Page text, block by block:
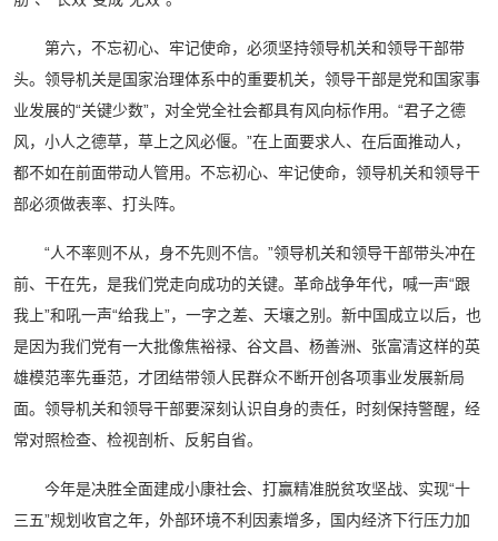
第六，不忘初心、牢记使命，必须坚持领导机关和领导干部带
头。领导机关是国家治理体系中的重要机关，领导干部是党和国家事
业发展的“关键少数”，对全党全社会都具有风向标作用。“君子之德
风，小人之德草，草上之风必偃。”在上面要求人、在后面推动人，
都不如在前面带动人管用。不忘初心、牢记使命，领导机关和领导干
部必须做表率、打头阵。
“人不率则不从，身不先则不信。”领导机关和领导干部带头冲在
前、干在先，是我们党走向成功的关键。革命战争年代，喊一声“跟
我上”和吼一声“给我上”，一字之差、天壤之别。新中国成立以后，也
是因为我们党有一大批像焦裕禄、谷文昌、杨善洲、张富清这样的英
雄模范率先垂范，才团结带领人民群众不断开创各项事业发展新局
面。领导机关和领导干部要深刻认识自身的责任，时刻保持警醒，经
常对照检查、检视剖析、反躬自省。
今年是决胜全面建成小康社会、打赢精准脱贫攻坚战、实现“十
三五”规划收官之年，外部环境不利因素增多，国内经济下行压力加